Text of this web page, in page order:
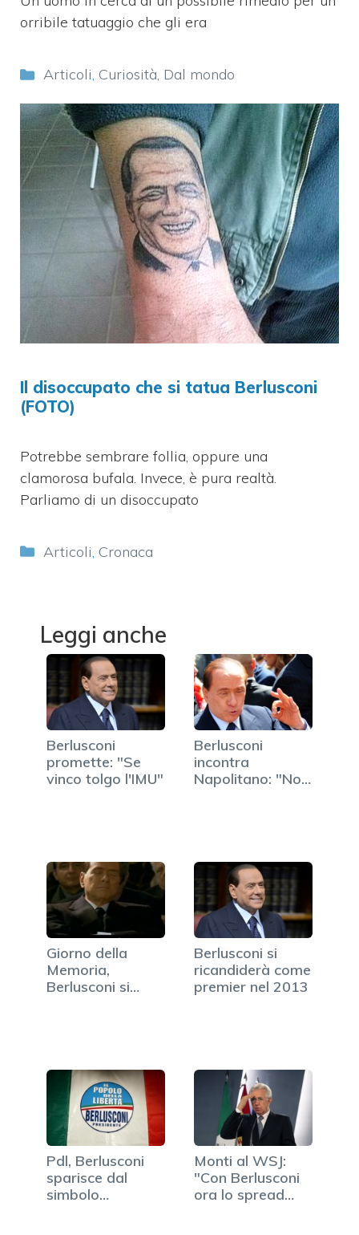
orribile tatuaggio che gli era
Categorie
Articoli, Curiosità, Dal mondo
Il disoccupato che si tatua Berlusconi
(FOTO)
Potrebbe sembrare follia, oppure una
clamorosa bufala. Invece, è pura realtà.
Parliamo di un disoccupato
Categorie
Articoli, Cronaca
Leggi anche
Berlusconi
promette: "Se
vinco tolgo l'IMU"
Berlusconi
incontra
Napolitano: "Non
Giorno della
Memoria,
Berlusconi si
Berlusconi si
ricandiderà come
premier nel 2013
Pdl, Berlusconi
sparisce dal
simbolo
Monti al WSJ:
"Con Berlusconi
ora lo spread